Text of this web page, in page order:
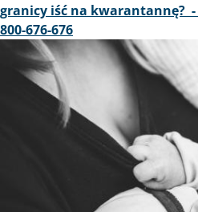
granicy iść na kwarantannę?
800-676-676
Obraz